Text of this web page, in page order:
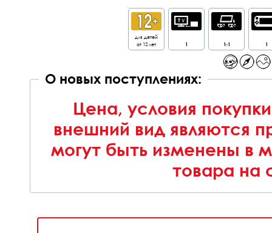
для детей
от 12 лет
1 1-1 1
О новых поступлениях:
Цена, условия
внешний вид являются
могут быть изменены в
товара на